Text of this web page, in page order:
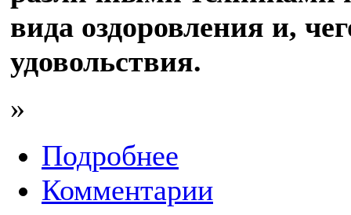
вида оздоровления и,
удовольствия.
»
Подробнее
Комментарии